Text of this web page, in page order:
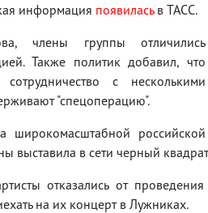
информация появиласьв ТАСС.
члены группы отличились
Также политик добавил, что
сотрудничество с несколькими
"спецоперацию".
широкомасштабной российской
выставила в сети черный
отказались от
на их концерт в Лужниках.